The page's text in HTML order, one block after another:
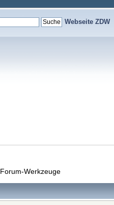
Webseite ZDW
Forum-Werkzeuge